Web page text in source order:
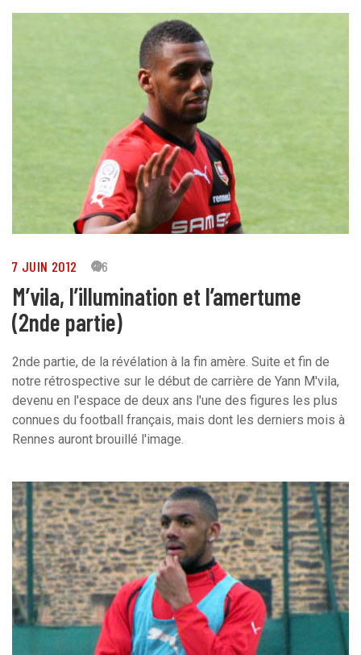
7 JUIN 2012 56
M’vila, l’illumination et l’amertume
(2nde partie)
2nde partie, de la révélation à la fin amère. Suite et fin de
notre rétrospective sur le début de carrière de Yann M'vila,
devenu en l'espace de deux ans l'une des figures les plus
connues du football français, mais dont les derniers mois à
Rennes auront brouillé l'image.